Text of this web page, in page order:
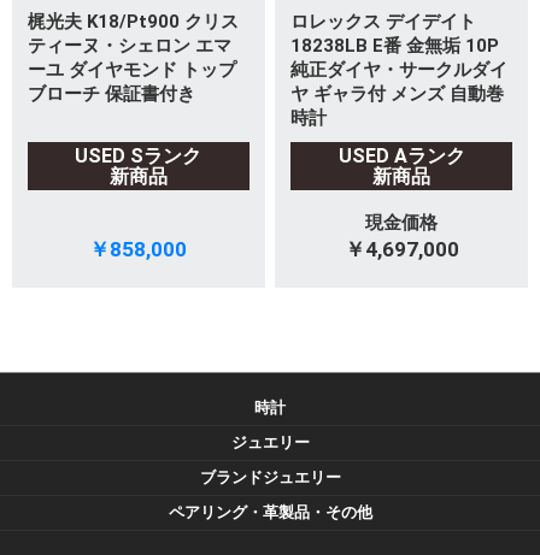
梶光夫 K18/Pt900 クリス
ティーヌ・シェロン エマ
ーユ ダイヤモンド トップ
ブローチ 保証書付き
USED Sランク
新商品
￥858,000
ロレックス デイデイト
18238LB E番 金無垢 10P
純正ダイヤ・サークルダイ
ヤ ギャラ付 メンズ 自動巻
時計
USED Aランク
新商品
現金価格
￥4,697,000
時計
ジュエリー
ブランドジュエリー
ペアリング・革製品・その他